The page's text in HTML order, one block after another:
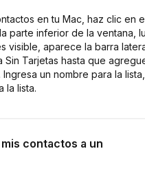
en tu Mac, haz clic en
parte inferior de la ventana,
visible, aparece la barra
Sin Tarjetas hasta que
Ingresa un nombre para la
la lista.
contactos a un